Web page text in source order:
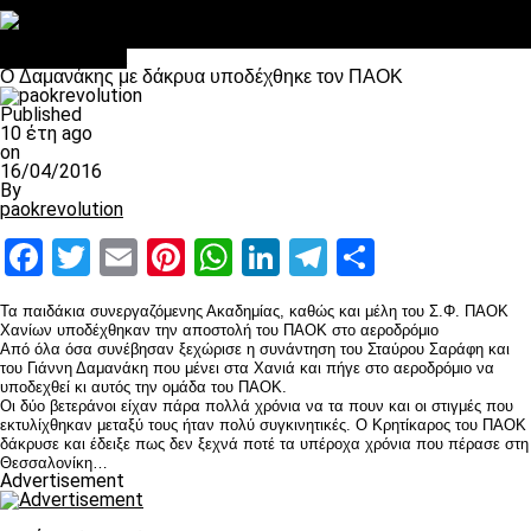
O Δαμανάκης με δάκρυα υποδέχθηκε τον ΠΑΟΚ
Published
10 έτη ago
on
16/04/2016
By
paokrevolution
Facebook
Twitter
EmailPinterest
WhatsApp
LinkedIn
Telegram
Τα παιδάκια συνεργαζόμενης Ακαδημίας, καθώς και μέλη του Σ.Φ. ΠΑΟΚ
Χανίων υποδέχθηκαν την αποστολή του ΠΑΟΚ στο αεροδρόμιο
Από όλα όσα συνέβησαν ξεχώρισε η συνάντηση του Σταύρου Σαράφη και
του Γιάννη Δαμανάκη που μένει στα Χανιά και πήγε στο αεροδρόμιο να
υποδεχθεί κι αυτός την ομάδα του ΠΑΟΚ.
Οι δύο βετεράνοι είχαν πάρα πολλά χρόνια να τα πουν και οι στιγμές που
εκτυλίχθηκαν μεταξύ τους ήταν πολύ συγκινητικές. Ο Κρητίκαρος του ΠΑΟΚ
δάκρυσε και έδειξε πως δεν ξεχνά ποτέ τα υπέροχα χρόνια που πέρασε στη
Θεσσαλονίκη…
Advertisement